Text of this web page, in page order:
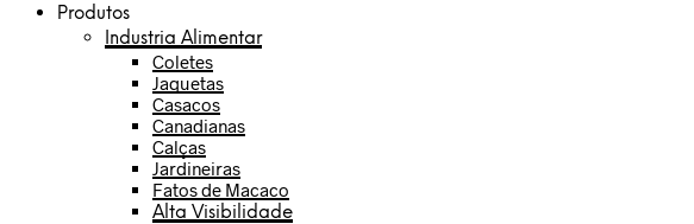
Produtos
Industria Alimentar
Coletes
Jaquetas
Casacos
Canadianas
Calças
Jardineiras
Fatos de Macaco
Alta Visibilidade